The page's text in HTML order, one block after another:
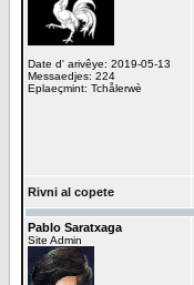
Date d' arivêye: 2019-05-13
Messaedjes: 224
Eplaeçmint: Tchålerwè
Rivni al copete
Pablo Saratxaga
Site Admin